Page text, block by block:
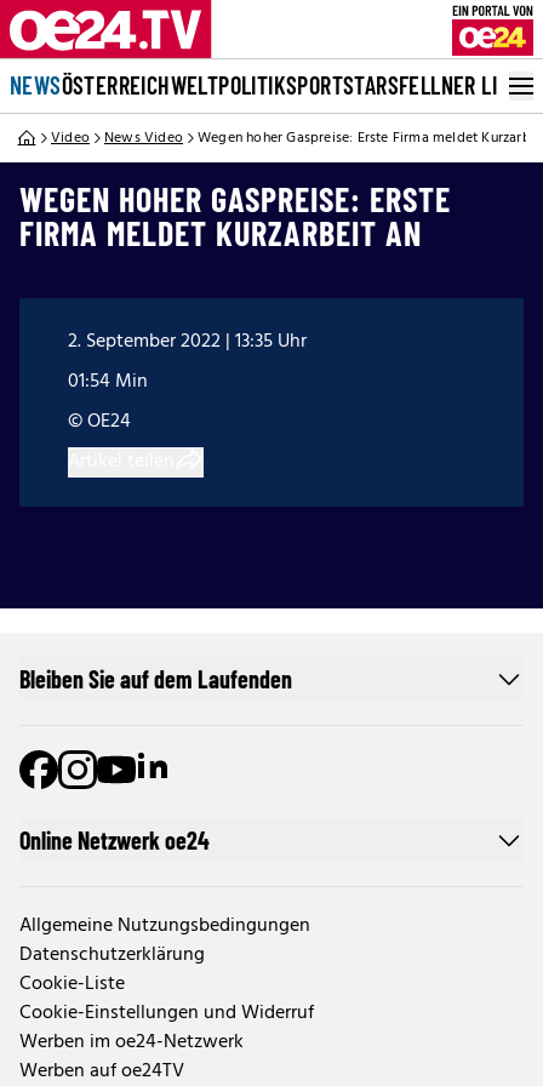
NEWSÖSTERREICHWELTPOLITIKSPORTSTARSFELLNER LIVE
Video News Video Wegen hoher Gaspreise: Erste Firma meldet
WEGEN HOHER GASPREISE: ERSTE
FIRMA MELDET KURZARBEIT AN
2. September 2022 | 13:35 Uhr
01:54 Min
© OE24
Online Netzwerk oe24
Allgemeine Nutzungsbedingungen
Datenschutzerklärung
Cookie-Liste
Cookie-Einstellungen und Widerruf
Werben im oe24-Netzwerk
Werben auf oe24TV
Bleiben Sie auf dem Laufenden